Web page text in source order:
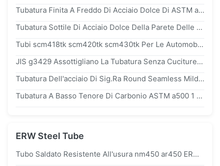
Tubatura Finita A Freddo Di Acciaio Dolce Di ASTM a519, Metropolitana Meccanica Sottile Dell'acciaio Legato Della Parete Con L'api
Tubatura Sottile Di Acciaio Dolce Della Parete Delle BS 6323 cfs4 cfs6 cfs7 csf8, Tubo Fluido Meccanico Senza Cuciture 0.8mm 35mm Densamente
Tubi scm418tk scm420tk scm430tk Per Le Automobili, Metropolitana Sottile Dell'acciaio Legato Di BKS BKW NBK Della Parete
JIS g3429 Assottigliano La Tubatura Senza Cuciture Dell'acciaio Dolce Della Parete
Tubatura Dell'acciaio Di Sig.Ra Round Seamless Mild Del Nero Di din1629 st37 st44 st52 a106 a53 Meccanica
Tubatura A Basso Tenore Di Carbonio ASTM a500 1 - 12m Customized Di Acciaio Dolce Del Quadrato
ERW Steel Tube
Tubo Saldato Resistente All'usura nm450 ar450 ERW Per Metallurgia Elettrica